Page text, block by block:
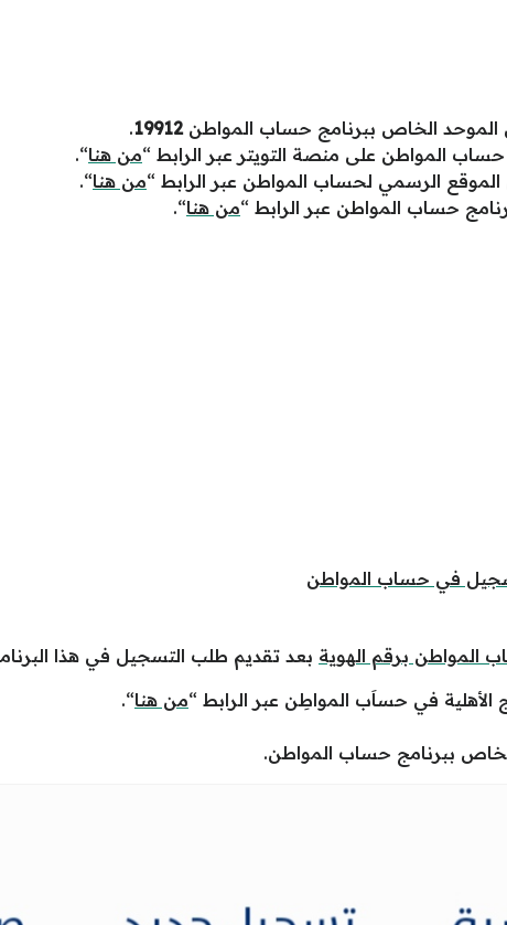
الموحد الخاص ببرنامج حساب المواطن19912
.
المواطن على منصة التويتر عبر الرابط “من هنا“.
الرسمي لحساب المواطن عبر الرابط “من هنا“.
حساب المواطن عبر الرابط “من هنا“.
في حساب المواطن
المواطن برقم الهوية بعد تقديم طلب التسجيل في هذا
الأهلية في حساَب المواطِن عبر الرابط “من هنا“.
ببرنامج حساب المواطن.